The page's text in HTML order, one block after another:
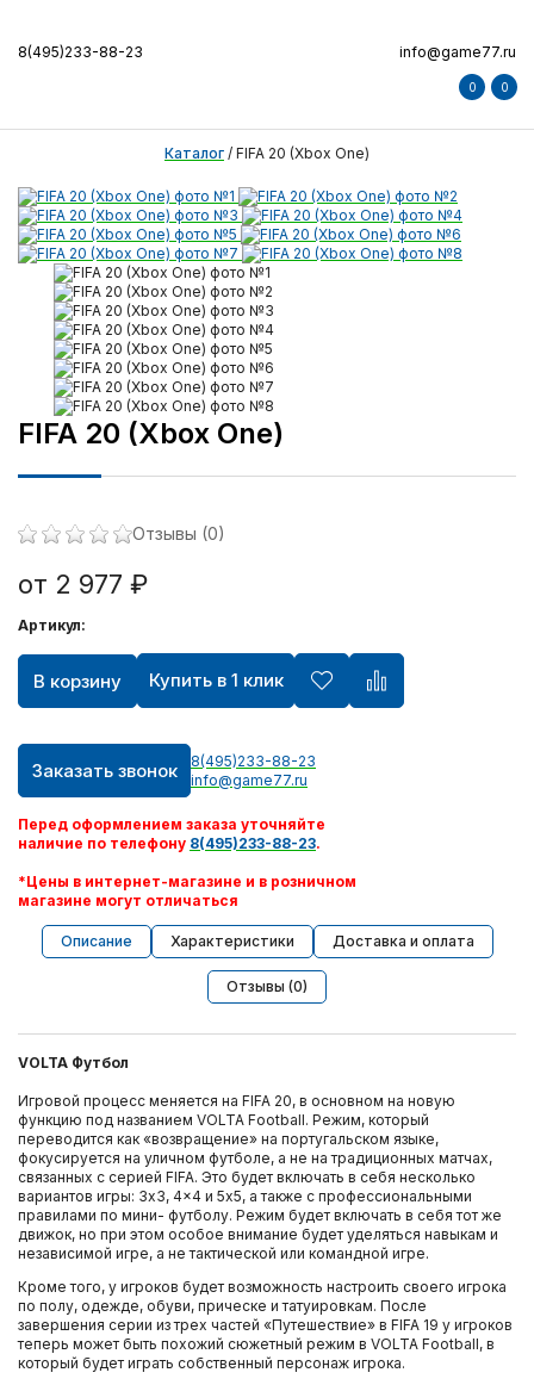
8(495)233-88-23 info@game77.ru
0 0
Каталог / FIFA 20 (Xbox One)
FIFA 20 (Xbox One)
Отзывы (0)
от 2 977 ₽
Артикул:
В корзину Купить в 1 клик
Заказать звонок
8(495)233-88-23
info@game77.ru
Перед оформлением заказа уточняйте
наличие по телефону 8(495)233-88-23.
*Цены в интернет-магазине и в розничном
магазине могут отличаться
Описание Характеристики Доставка и оплата
Отзывы (0)
VOLTA Футбол
Игровой процесс меняется на FIFA 20, в основном на новую
функцию под названием VOLTA Football. Режим, который
переводится как «возвращение» на португальском языке,
фокусируется на уличном футболе, а не на традиционных матчах,
связанных с серией FIFA. Это будет включать в себя несколько
вариантов игры: 3x3, 4x4 и 5x5, а также с профессиональными
правилами по мини- футболу. Режим будет включать в себя тот же
движок, но при этом особое внимание будет уделяться навыкам и
независимой игре, а не тактической или командной игре.
Кроме того, у игроков будет возможность настроить своего игрока
по полу, одежде, обуви, прическе и татуировкам. После
завершения серии из трех частей «Путешествие» в FIFA 19 у игроков
теперь может быть похожий сюжетный режим в VOLTA Football, в
который будет играть собственный персонаж игрока.